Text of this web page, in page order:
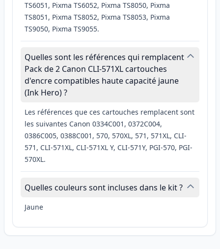
TS6051, Pixma TS6052, Pixma TS8050, Pixma
TS8051, Pixma TS8052, Pixma TS8053, Pixma
TS9050, Pixma TS9055.
Quelles sont les références qui remplacent
Pack de 2 Canon CLI-571XL cartouches
d'encre compatibles haute capacité jaune
(Ink Hero) ?
Les références que ces cartouches remplacent sont
les suivantes Canon 0334C001, 0372C004,
0386C005, 0388C001, 570, 570XL, 571, 571XL, CLI-
571, CLI-571XL, CLI-571XL Y, CLI-571Y, PGI-570, PGI-
570XL.
Quelles couleurs sont incluses dans le kit ?
Jaune